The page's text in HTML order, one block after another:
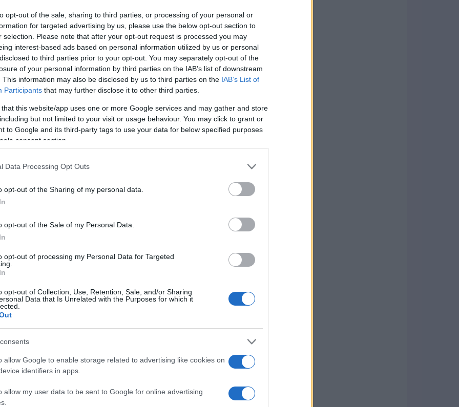
opt-out of the sale, sharing to third parties, or processing of your personal or
for targeted advertising by us, please use the below opt-out section to
selection. Please note that after your opt-out request is processed you may
interest-based ads based on personal information utilized by us or personal
to third parties prior to your opt-out. You may separately opt-out of the
of your personal information by third parties on the IAB’s list of downstream
This information may also be disclosed by us to third parties on the IAB’s List of
Participants that may further disclose it to other third parties.
that this website/app uses one or more Google services and may gather and store
but not limited to your visit or usage behaviour. You may click to grant or
to Google and its third-party tags to use your data for below specified purposes
consent section.
Data Processing Opt Outs
opt-out of the Sharing of my personal data.
opt-out of the Sale of my Personal Data.
opt-out of processing my Personal Data for Targeted
opt-out of Collection, Use, Retention, Sale, and/or Sharing
Data that Is Unrelated with the Purposes for which it
allow Google to enable storage related to advertising like cookies on
identifiers in apps.
allow my user data to be sent to Google for online advertising
affascinante nella biodiversità della
varietà di specie aviarie, alcune delle
dinosauri. Molti di questi uccelli, purtroppo, si
il quale ha modificato l’ecosistema. Per
ricercatori utilizzano strumenti innovativi
esemplare, l’
caratterizzato da leggerezza e vivacità,